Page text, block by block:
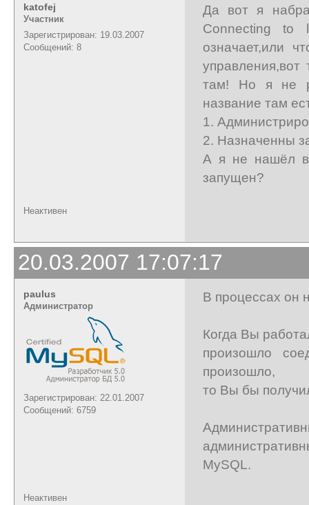
katofej
Участник
Зарегистрирован: 19.03.2007
Сообщений: 8
Да вот я
Connecting to
означает,или
там! Но я не
название там
1.
2. Назначенны
А я не нашёл в
запущен?
Неактивен
20.03.2007 17:07:17
paulus
Администратор
Зарегистрирован: 22.01.2007
Сообщений: 6759
В процессах он
Когда Вы
произошло
произошло,
то Вы бы
MySQL.
Неактивен